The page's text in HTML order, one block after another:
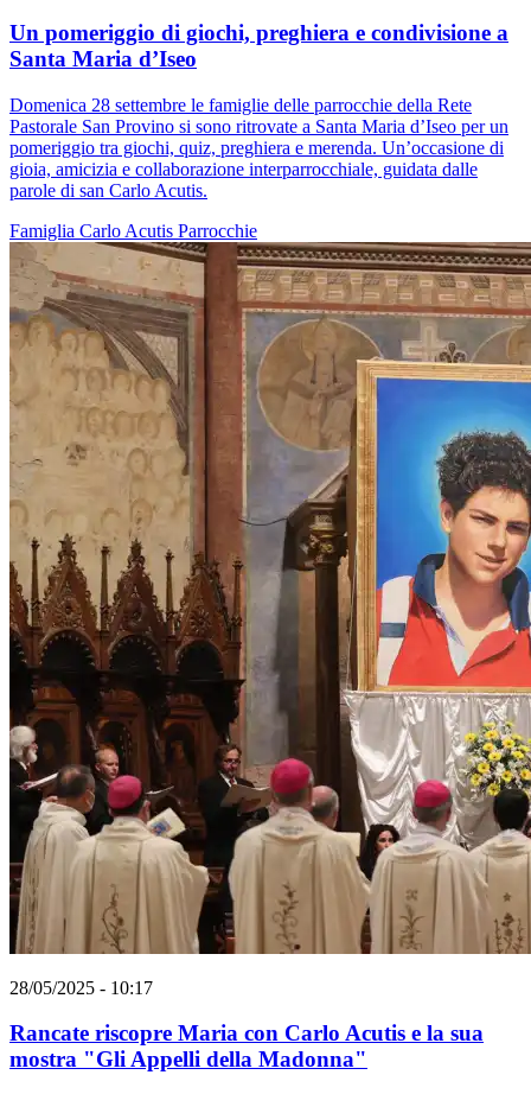
Un pomeriggio di giochi, preghiera e condivisione a
Santa Maria d’Iseo
Domenica 28 settembre le famiglie delle parrocchie della Rete
Pastorale San Provino si sono ritrovate a Santa Maria d’Iseo per un
pomeriggio tra giochi, quiz, preghiera e merenda. Un’occasione di
gioia, amicizia e collaborazione interparrocchiale, guidata dalle
parole di san Carlo Acutis.
Famiglia Carlo Acutis Parrocchie
28/05/2025 - 10:17
Rancate riscopre Maria con Carlo Acutis e la sua
mostra "Gli Appelli della Madonna"